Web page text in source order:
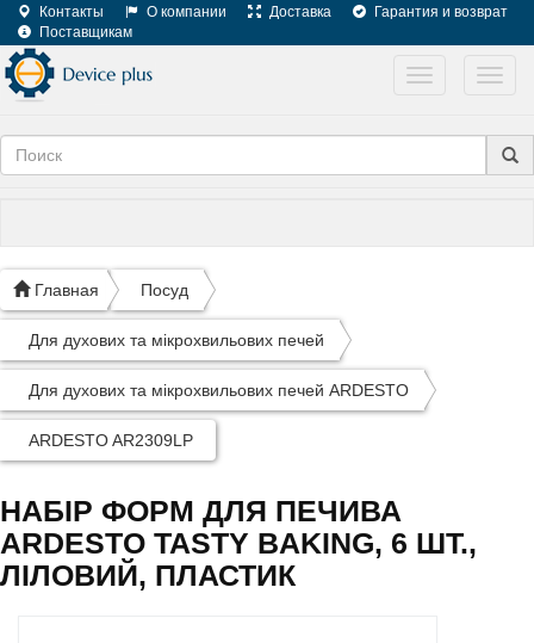
Контакты О компании Доставка
Гарантия и возврат
Поставщикам
Toggle
Главная Посуд
Для духових та мікрохвильових печей
Для духових та мікрохвильових печей ARDESTO
ARDESTO AR2309LP
НАБІР ФОРМ ДЛЯ ПЕЧИВА
ARDESTO TASTY BAKING, 6 ШТ.,
ЛІЛОВИЙ, ПЛАСТИК